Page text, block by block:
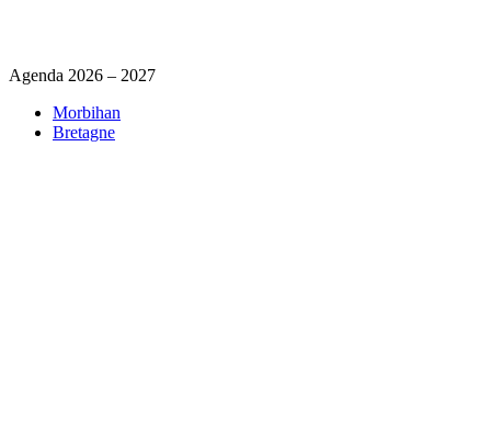
Agenda 2026 – 2027
Morbihan
Bretagne